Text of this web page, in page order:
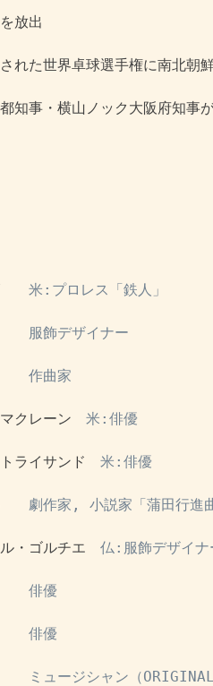
ズ 米:プロレス「鉄人」
服飾デザイナー
作曲家
クレーン 米:俳優
ライサンド 米:俳優
い 劇作家, 小説家「蒲田行進
・ゴルチエ 仏:服飾デザイナ
俳優
俳優
ミュージシャン（